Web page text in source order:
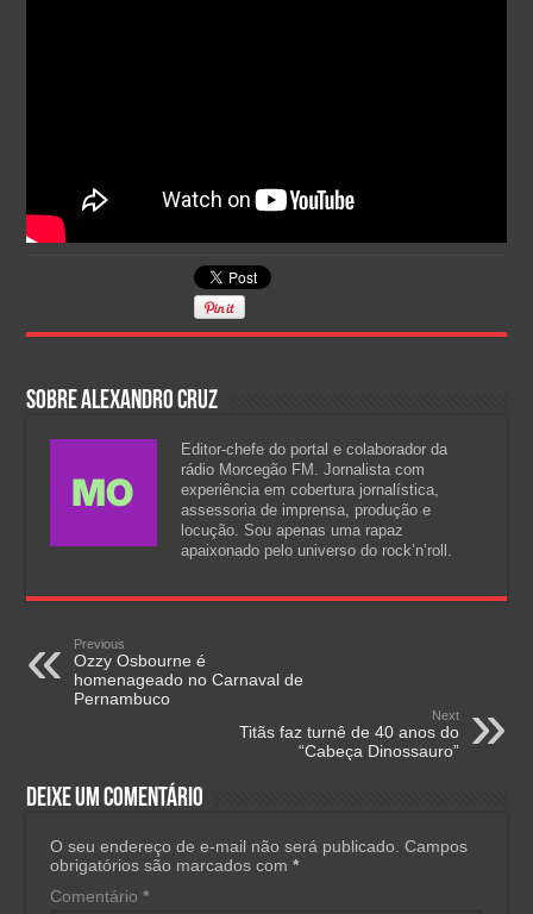
Sobre Alexandro Cruz
Editor-chefe do portal e colaborador da
rádio Morcegão FM. Jornalista com
experiência em cobertura jornalística,
assessoria de imprensa, produção e
locução. Sou apenas uma rapaz
apaixonado pelo universo do rock’n’roll.
Previous
Ozzy Osbourne é
homenageado no Carnaval de
Pernambuco
Next
Titãs faz turnê de 40 anos do
“Cabeça Dinossauro”
Deixe um comentário
O seu endereço de e-mail não será publicado. Campos
obrigatórios são marcados com*
Comentário*